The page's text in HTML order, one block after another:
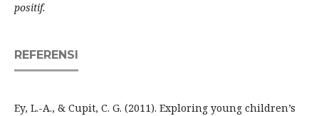
positif.
REFERENSI
Ey, L.-A., & Cupit, C. G. (2011). Exploring young children’s